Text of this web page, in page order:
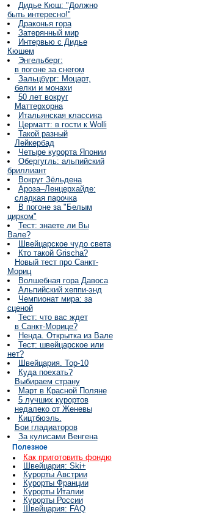
Дидье Кюш: "Должно
быть интересно!"
Драконья гора
Затерянный мир
Интервью с Дидье
Кюшем
Энгельберг:
в погоне за снегом
Зальцбург: Моцарт,
белки и монахи
50 лет вокруг
Маттерхорна
Итальянская классика
Церматт: в гости к Wolli
Такой разный
Лейкербад
Четыре курорта Японии
Обергугль: альпийский
бриллиант
Вокруг Зёльдена
Ароза–Ленцерхайде:
сладкая парочка
В погоне за "Белым
цирком"
Тест: знаете ли Вы
Вале?
Швейцарское чудо света
Кто такой Grischa?
Новый тест про Санкт-
Мориц
Волшебная гора Давоса
Альпийский хеппи-энд
Чемпионат мира: за
сценой
Тест: что вас ждет
в Санкт-Морице?
Ненда. Открытка из Вале
Тест: швейцарское или
нет?
Швейцария. Top-10
Куда поехать?
Выбираем страну
Март в Красной Поляне
5 лучших курортов
недалеко от Женевы
Кицтбюэль.
Бои гладиаторов
За кулисами Венгена
Полезное
Как приготовить фондю
Швейцария: Ski+
Курорты Австрии
Курорты Франции
Курорты Италии
Курорты России
Швейцария: FAQ